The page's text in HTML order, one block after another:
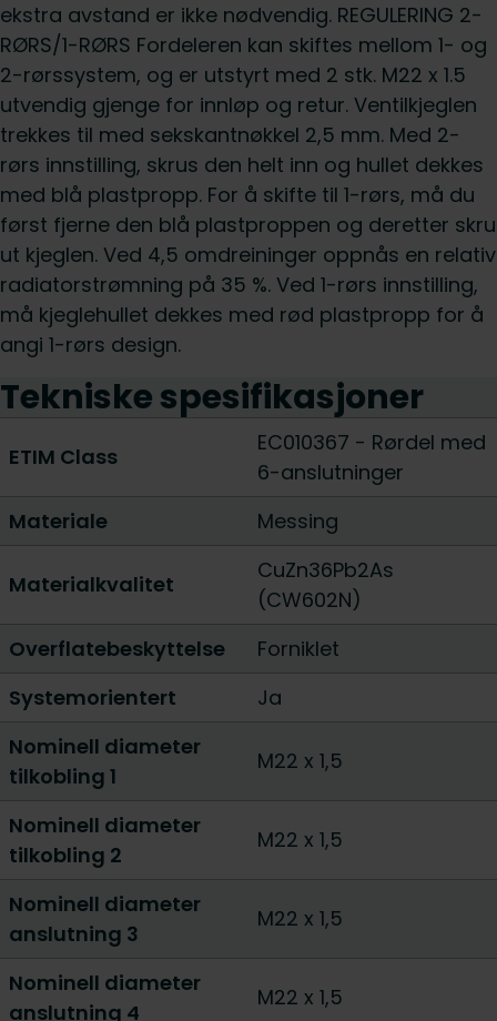
ekstra avstand er ikke nødvendig. REGULERING 2-
RØRS/1-RØRS Fordeleren kan skiftes mellom 1- og
2-rørssystem, og er utstyrt med 2 stk. M22 x 1.5
utvendig gjenge for innløp og retur. Ventilkjeglen
trekkes til med sekskantnøkkel 2,5 mm. Med 2-
rørs innstilling, skrus den helt inn og hullet dekkes
med blå plastpropp. For å skifte til 1-rørs, må du
først fjerne den blå plastproppen og deretter skru
ut kjeglen. Ved 4,5 omdreininger oppnås en relativ
radiatorstrømning på 35 %. Ved 1-rørs innstilling,
må kjeglehullet dekkes med rød plastpropp for å
angi 1-rørs design.
Tekniske spesifikasjoner
ETIM Class
EC010367 - Rørdel med
6-anslutninger
Materiale
Messing
Materialkvalitet
CuZn36Pb2As
(CW602N)
Overflatebeskyttelse
Forniklet
Systemorientert
Ja
Nominell diameter
tilkobling 1
M22 x 1,5
Nominell diameter
tilkobling 2
M22 x 1,5
Nominell diameter
anslutning 3
M22 x 1,5
Nominell diameter
anslutning 4
M22 x 1,5